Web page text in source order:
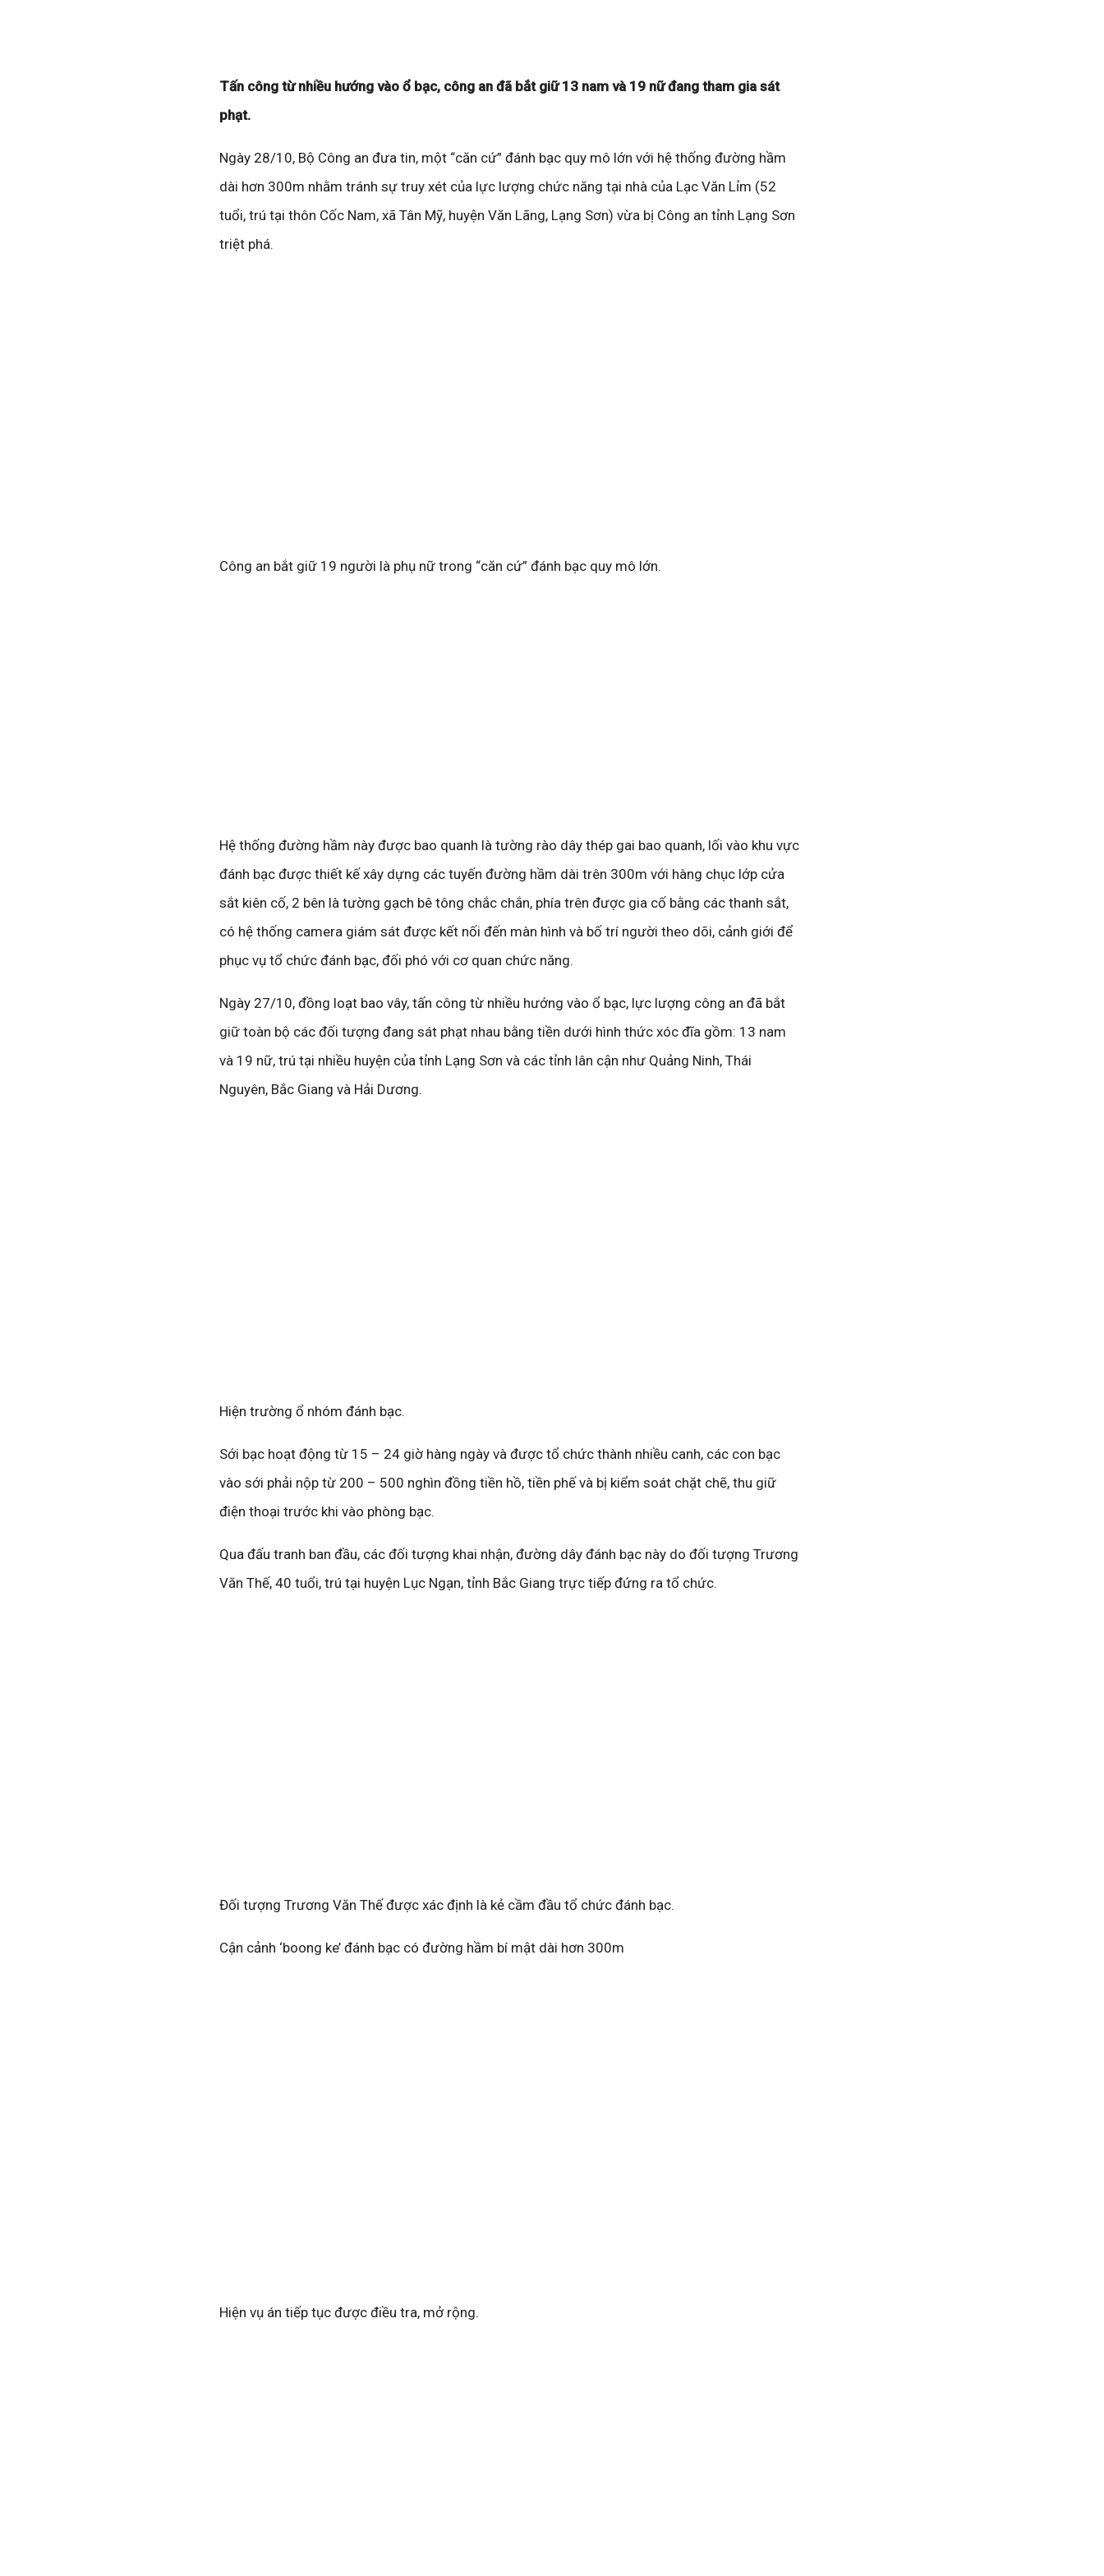
Tấn công từ nhiều hướng vào ổ bạc, công an đã bắt giữ 13 nam và 19 nữ đang tham gia sát
phạt.
Ngày 28/10, Bộ Công an đưa tin, một “căn cứ” đánh bạc quy mô lớn với hệ thống đường hầm
dài hơn 300m nhằm tránh sự truy xét của lực lượng chức năng tại nhà của Lạc Văn Lỉm (52
tuổi, trú tại thôn Cốc Nam, xã Tân Mỹ, huyện Văn Lãng, Lạng Sơn) vừa bị Công an tỉnh Lạng Sơn
triệt phá.
Công an bắt giữ 19 người là phụ nữ trong “căn cứ” đánh bạc quy mô lớn.
Hệ thống đường hầm này được bao quanh là tường rào dây thép gai bao quanh, lối vào khu vực
đánh bạc được thiết kế xây dựng các tuyến đường hầm dài trên 300m với hàng chục lớp cửa
sắt kiên cố, 2 bên là tường gạch bê tông chắc chắn, phía trên được gia cố bằng các thanh sắt,
có hệ thống camera giám sát được kết nối đến màn hình và bố trí người theo dõi, cảnh giới để
phục vụ tổ chức đánh bạc, đối phó với cơ quan chức năng.
Ngày 27/10, đồng loạt bao vây, tấn công từ nhiều hướng vào ổ bạc, lực lượng công an đã bắt
giữ toàn bộ các đối tượng đang sát phạt nhau bằng tiền dưới hình thức xóc đĩa gồm: 13 nam
và 19 nữ, trú tại nhiều huyện của tỉnh Lạng Sơn và các tỉnh lân cận như Quảng Ninh, Thái
Nguyên, Bắc Giang và Hải Dương.
Hiện trường ổ nhóm đánh bạc.
Sới bạc hoạt động từ 15 – 24 giờ hàng ngày và được tổ chức thành nhiều canh, các con bạc
vào sới phải nộp từ 200 – 500 nghìn đồng tiền hồ, tiền phế và bị kiểm soát chặt chẽ, thu giữ
điện thoại trước khi vào phòng bạc.
Qua đấu tranh ban đầu, các đối tượng khai nhận, đường dây đánh bạc này do đối tượng Trương
Văn Thế, 40 tuổi, trú tại huyện Lục Ngạn, tỉnh Bắc Giang trực tiếp đứng ra tổ chức.
Đối tượng Trương Văn Thế được xác định là kẻ cầm đầu tổ chức đánh bạc.
Cận cảnh ‘boong ke’ đánh bạc có đường hầm bí mật dài hơn 300m
Hiện vụ án tiếp tục được điều tra, mở rộng.